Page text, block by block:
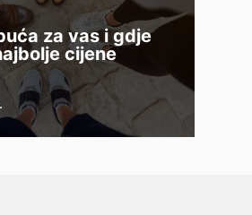
za vas i gdje
cijene